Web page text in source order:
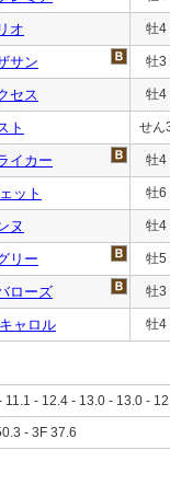
オ 牡4
サン 牡3
セス 牡4
ト せん
イカー 牡4
ット 牡6
ヌ 牡4
リー 牡5
ローズ 牡3
ャロル 牡4
11.1 - 12.4 - 13.0 - 13.0 -
- 3F 37.6